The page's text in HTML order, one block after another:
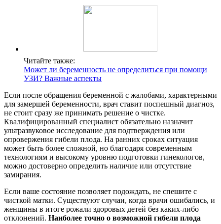
Читайте также:
Может ли беременность не определиться при помощи
УЗИ? Важные аспекты
Если после обращения беременной с жалобами, характерными
для замершей беременности, врач ставит поспешный диагноз,
не стоит сразу же принимать решение о чистке.
Квалифицированный специалист обязательно назначит
ультразвуковое исследование для подтверждения или
опровержения гибели плода. На ранних сроках ситуация
может быть более сложной, но благодаря современным
технологиям и высокому уровню подготовки гинекологов,
можно достоверно определить наличие или отсутствие
замирания.
Если ваше состояние позволяет подождать, не спешите с
чисткой матки. Существуют случаи, когда врачи ошибались, и
женщины в итоге рожали здоровых детей без каких-либо
отклонений. Наиболее точно о возможной гибели плода